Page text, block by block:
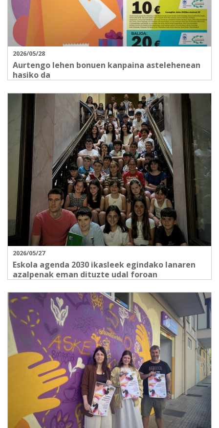
2026/05/28
Aurtengo lehen bonuen kanpaina astelehenean
hasiko da
2026/05/27
Eskola agenda 2030 ikasleek egindako lanaren
azalpenak eman dituzte udal foroan